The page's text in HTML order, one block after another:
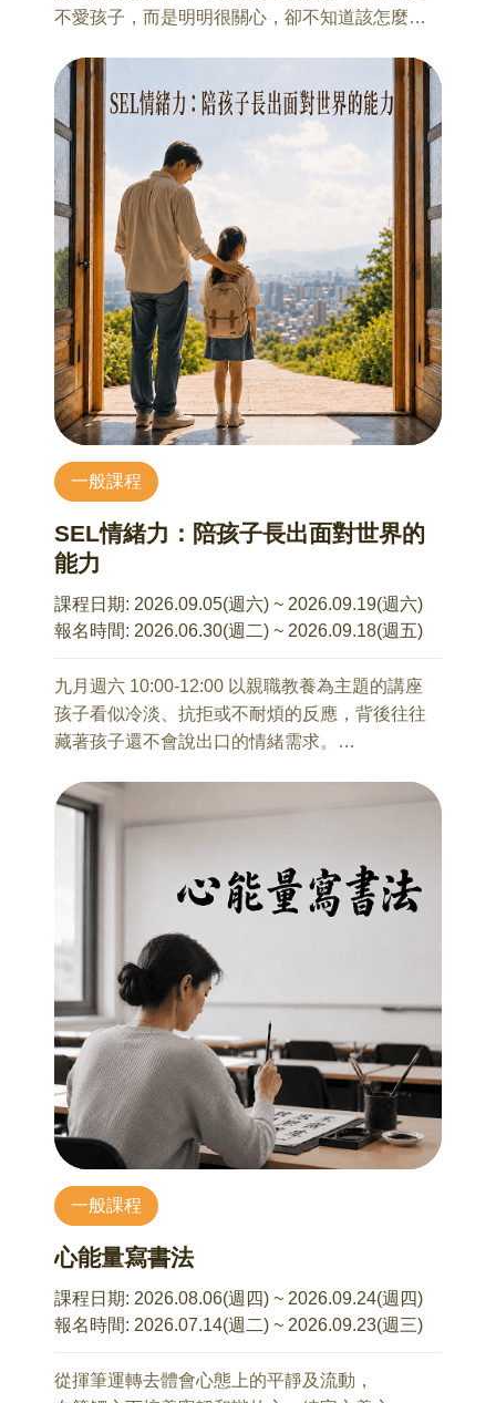
-臺北市南海發展中心｜音樂治療師
• 社團法人小胖威利病友關懷協會 威利工作坊中和
站｜音樂治療師
本系列工作坊不接受當天報名
被時間與海洋塑造，理解地質與自然環境的形
9/11(五) 8:00~17:30 五漁村與海岸鐵道之旅
馬繼康 老師
沿著宜蘭海岸鐵道，走讀漁村聚落與地方生活，
認識鐵道如何改變地方產業與文化移動。
【公告】《台灣旅行學－風土人文之旅》10月16
日（金瓜石：山城與歲月之旅）因故調整至10月
23日舉辦，敬請已報名學員留意相關通知。
10/23(五) 8:00~17:30 金瓜石：山城與歲月之旅
馬繼康 老師
從金礦歷史、山城聚落與礦業遺構，理解臺灣近
代產業發展與礦業文化。
11/6(五) 8:00~17:30 銅鑼秋色之旅
馬繼康 老師
仰與農村文化，感受地方風土魅力。
12/11(五) 8:00~17:30 羅東林業之旅
馬繼康 老師
業文化與城市歷史脈絡。
【活動須知】(必讀)
(1) 本活動以 32 人為最低成團人數。若報名人數
未達成團標準，主辦單位保留延期、調整活動內
容或取消活動之權利，並將全額退還已繳納之報
(2) 低收入戶、中低收入戶、身心障礙者，報名均
需持證明文件，繳交保證金新台幣1600元。全程
參與活動後，本會將退還已繳保證金之 50%。以
原報名費每人新臺幣 1,600 元計算，實際負擔費
用為每人新臺幣 800 元。
(3) 本活動由和泰純青基金會主辦，並委由星球旅
行社辦理相關旅遊服務事宜。除不可抗力如天災
行社及交通部觀光署公告之《國內旅遊定型化契
(4) 本活動費用包含之名領隊講師費、交通及深度
文化導覽體驗、餐費、旅遊平安保險，並未進行
(5) 遊程內容皆包含部份步行及戶外活動，請報名
不愛孩子，而是明明很關心，卻不知道該怎麼
教，甚至爭吵。
孩子的沉默、頂嘴、情緒爆發，背後可能不是故
意唱反調，而是正在經歷發展變化、壓力累積，
或不知道如何表達自己的感受。
而父母的著急、擔心與用力，也常常因為說法不
同，被孩子感受到壓力或控制。
從青少年發展、親子衝突根源、溝通心法、情緒
訊號與現場降溫技巧出發，陪伴家長重新理解孩
子，也重新看見自己在關係中的用心。
讓親子溝通不再只是「我都是為你好」，而是能
慢慢轉化為孩子聽得進去、父母也說得出口的溫
和連結。
8/1 青少年親子溝通互動
許珮綺 諮商心理師
適合對象：13～18 歲學生（國一～高三）及其家
你的家中，也有一位正在經歷青春風暴的孩子
嗎？
很多時候明明其實很在乎、也很想靠近，但不知
道為什麼，越關心、孩子卻越沉默；越想問清
楚、氣氛卻越容易變得緊繃。那些原本出於愛的
提醒與叮嚀，最後卻常常變成爭吵，甚至讓彼此
都受傷。看著孩子的改變，很多家長心裡其實是
著急的，曾經那個超級依賴你、會分享生活大小
著問、試著管、試著提醒，但關係卻好像越來越
難靠近。這場講座會從青少年的發展變化出發，
也會談到家長在關係中的擔心與用力，陪著大家
一起看懂看似難搞的青少年指南：孩子的「不
說」，背後正在發生什麼？以及為什麼有些我們
以為的關心，在孩子感受裡，卻被解讀成壓力或
控制？ 講座中我們也會一起討論，當關係卡住的
時候，除了「管」，還有沒有其他更可能讓彼此
靠近的方式呢？練習從「理解」的角度出發，讓
對話有機會重新開始，將衝突轉化為溫和連結。
8/8 是什麼讓我們在親子關係中糾結難熬？
張宇傑 諮商心理師
適合對象：國小到大學孩子的家長
2、從根源下手的衝突解方演練
8/15 溫柔又堅定的溝通心法
張宇傑 諮商心理師
適合對象：國小到大學孩子的家長
2、溫柔又堅定的有效溝通演練
一般課程
SEL情緒力：陪孩子長出面對世界的
能力
課程日期: 2026.09.05(週六) ~ 2026.09.19(週六)
報名時間: 2026.06.30(週二) ~ 2026.09.18(週五)
九月週六 10:00-12:00 以親職教養為主題的講座
孩子看似冷淡、抗拒或不耐煩的反應，背後往往
藏著孩子還不會說出口的情緒需求。
的變化，孩子需要的不只是被要求冷靜，更需要
有人陪他們學會辨識情緒、理解自己、建立界
線，並練習做出更成熟的選擇。
9/5 用SEL讓孩子從「煩死了」變「我試試」
楊格 諮商心理師
9歲~15歲孩子的家長
當孩子進入中高年級，最令家長崩潰的往往不是
成績，而是那句冷冷的「煩死了」、「隨便」或
「不知道」。在快速變動的數位時代，SEL（社
交情緒學習）不再只是優雅的術語，而是孩子在
同儕競爭、網路壓力和青春期風暴中，最需要的
「心理強心針」。 我們不走教條路線，而是以
「情緒翻譯官」的視角，帶領家長解碼孩子冷酷
外殼下的情緒需求，透過實戰技巧，把親子對立
變成並肩作戰。
*解密「施工中」的大腦： 為什麼溫順的孩子突然
變得很難聊？理解中高年級生理與情緒的斷層。
*破解孩子的情緒密碼： 聽懂「煩死了」背後的求
救訊號。學習如何標記情緒，讓衝突在第一秒降
溫。
一般課程
心能量寫書法
課程日期: 2026.08.06(週四) ~ 2026.09.24(週四)
報名時間: 2026.07.14(週二) ~ 2026.09.23(週三)
從揮筆運轉去體會心態上的平靜及流動，